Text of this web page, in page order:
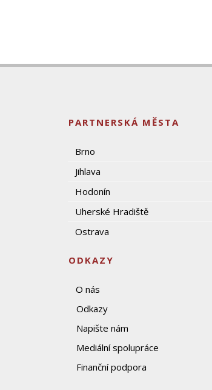
PARTNERSKÁ MĚSTA
Brno
Jihlava
Hodonín
Uherské Hradiště
Ostrava
ODKAZY
O nás
Odkazy
Napište nám
Mediální spolupráce
Finanční podpora